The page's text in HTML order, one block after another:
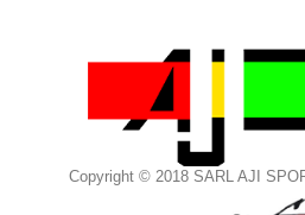
Copyright © 2018 SARL AJI